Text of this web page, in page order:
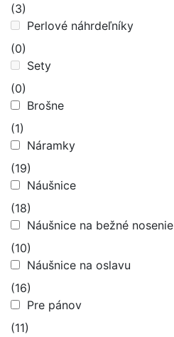
(3)
Perlové náhrdeľníky
(0)
Sety
(0)
Brošne
(1)
Náramky
(19)
Náušnice
(18)
Náušnice na bežné nosenie
(10)
Náušnice na oslavu
(16)
Pre pánov
(11)